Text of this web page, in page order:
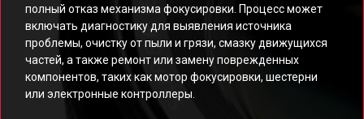
полный отказ механизма фокусировки. Процесс может
включать диагностику для выявления источника
проблемы, очистку от пыли и грязи, смазку движущихся
частей, а также ремонт или замену поврежденных
компонентов, таких как мотор фокусировки, шестерни
или электронные контроллеры.